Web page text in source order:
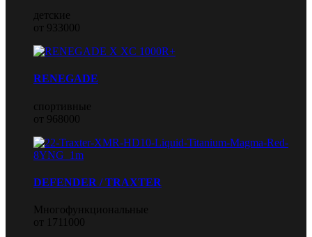
детские
от 933000
RENEGADE
спортивные
от 968000
DEFENDER / TRAXTER
Многофункциональные
от 1711000